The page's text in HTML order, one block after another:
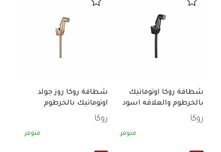
شطافة روكا اوتوماتيك
بالخرطوم والعلاقه اسود
A5B9130CN0
روكا
متوفر
شطافة روكا روز جولد
اوتوماتيك بالخرطوم
والعلاقه A5B9130RG0
روكا
متوفر